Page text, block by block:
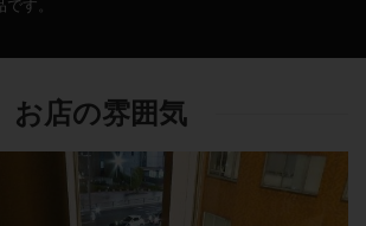
す。
お店の雰囲気